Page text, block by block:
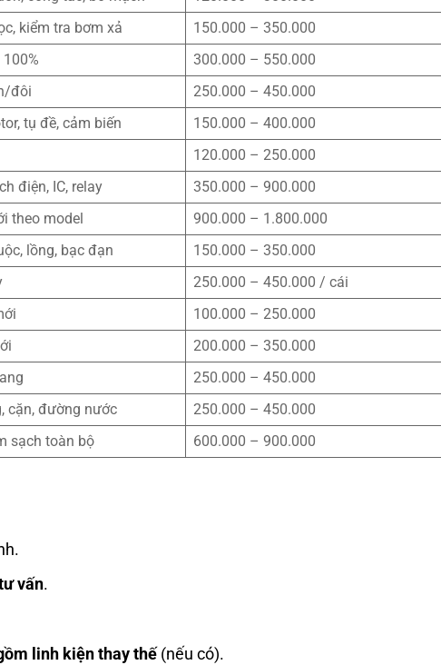
kiểm tra bơm xả
150.000 – 350.000
300.000 – 550.000
đôi
250.000 – 450.000
tụ đề, cảm biến
150.000 – 400.000
120.000 – 250.000
điện, IC, relay
350.000 – 900.000
theo model
900.000 – 1.800.000
lồng, bạc đạn
150.000 – 350.000
250.000 – 450.000 / cái
100.000 – 250.000
200.000 – 350.000
250.000 – 450.000
cặn, đường nước
250.000 – 450.000
sạch toàn bộ
600.000 – 900.000
vấn.
linh kiện thay thế (nếu có).